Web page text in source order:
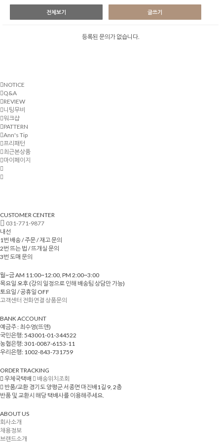
전체보기 글쓰기
등록된 문의가 없습니다.
NOTICE
Q&A
REVIEW
니팅무비
워크샵
PATTERN
Ann's Tip
프리패턴
최근본상품
마이페이지
CUSTOMER CENTER
031-771-9877
내선
1번 배송 / 주문 / 재고 문의
2번 뜨는 법 / 뜨개실 문의
3번 도매 문의
월~금 AM 11:00~12:00, PM 2:00~3:00
목요일 오후 (강의 일정으로 인해 배송팀 상담만 가능)
토요일 / 공휴일 OFF
고객센터 전화연결 상품문의
BANK ACCOUNT
예금주 : 최수영(뜨앤)
국민은행: 543001-01-344522
농협은행: 301-0087-6153-11
우리은행: 1002-843-731759
ORDER TRACKING
우체국택배
배송위치조회
반품/교환 경기도 양평군 서종면 마진배1길 9, 2층
반품 및 교환시 해당 택배사를 이용해주세요.
ABOUT US
회사소개
채용정보
브랜드소개